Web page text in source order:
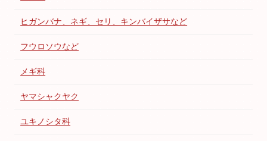
ヒガンバナ、ネギ、セリ、キンバイザサなど
フウロソウなど
メギ科
ヤマシャクヤク
ユキノシタ科